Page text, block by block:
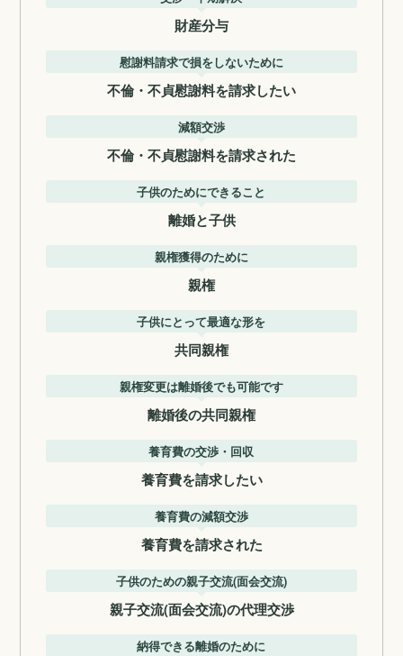
財産分与
慰謝料請求で損をしないために
不倫・不貞慰謝料を請求したい
減額交渉
不倫・不貞慰謝料を請求された
子供のためにできること
離婚と子供
親権獲得のために
親権
子供にとって最適な形を
共同親権
親権変更は離婚後でも可能です
離婚後の共同親権
養育費の交渉・回収
養育費を請求したい
養育費の減額交渉
養育費を請求された
子供のための親子交流(面会交流)
親子交流(面会交流)の代理交渉
納得できる離婚のために